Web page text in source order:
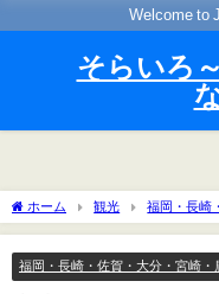
Welcome to
そらいろ
ホーム 観光 福岡・長崎
つり2023の日程・スケジュール
福岡・長崎・佐賀・大分・宮崎・